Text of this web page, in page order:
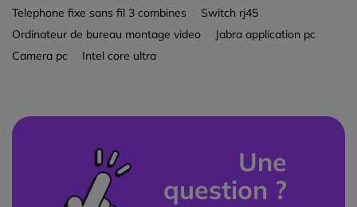
Telephone fixe sans fil 3 combines
Switch rj45
Ordinateur de bureau montage video
Jabra application pc
Camera pc
Intel core ultra
Une
question ?